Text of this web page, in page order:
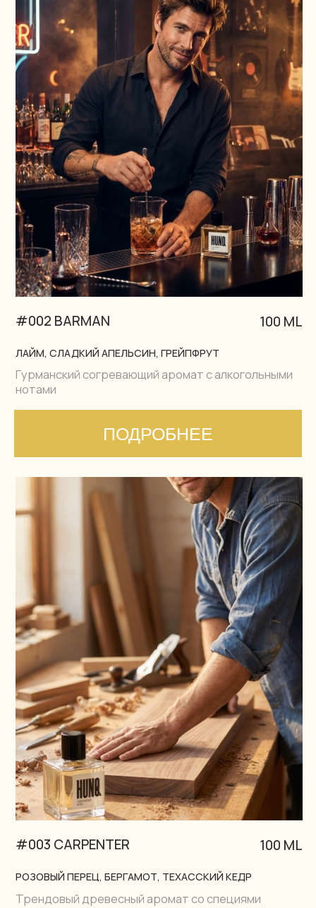
100 ML
БЕРГАМОТ, НОТА КАЛОНЬ, ГЕДИОН
#004 LIFEGUARD
Поймай свою волну морской свободы – Модная
акватика
100 ML
РОЗОВЫЙ ПЕРЕЦ, БЕРГАМОТ, ТЕХАССКИЙ КЕДР
#003 CARPENTER
Трендовый древесный аромат со специями
ПОДРОБНЕЕ
ПОДРОБНЕЕ